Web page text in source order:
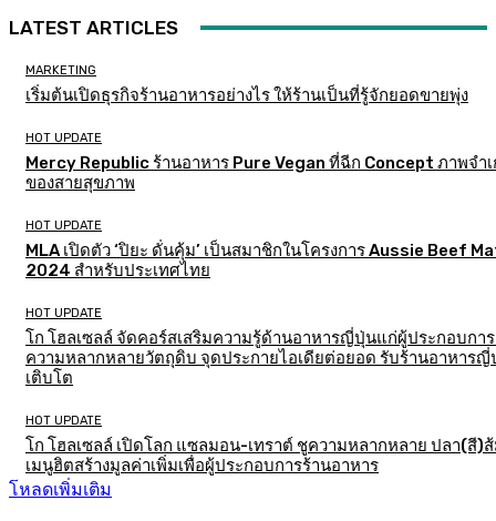
LATEST ARTICLES
MARKETING
เริ่มต้นเปิดธุรกิจร้านอาหารอย่างไร ให้ร้านเป็นที่รู้จักยอดขายพุ่ง
HOT UPDATE
Mercy Republic ร้านอาหาร Pure Vegan ที่ฉีก Concept ภาพจำเ
ของสายสุขภาพ
HOT UPDATE
MLA เปิดตัว ‘ปิยะ ดั่นคุ้ม’ เป็นสมาชิกในโครงการ Aussie Beef
2024 สำหรับประเทศไทย
HOT UPDATE
โก โฮลเซลล์ จัดคอร์สเสริมความรู้ด้านอาหารญี่ปุ่นแก่ผู้ประกอบกา
ความหลากหลายวัตถุดิบ จุดประกายไอเดียต่อยอด รับร้านอาหาร
เติบโต
HOT UPDATE
โก โฮลเซลล์ เปิดโลก แซลมอน-เทราต์ ชูความหลากหลาย ปลา(สี)
เมนูฮิตสร้างมูลค่าเพิ่มเพื่อผู้ประกอบการร้านอาหาร
โหลดเพิ่มเติม